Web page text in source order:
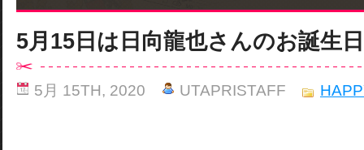
5月15日は日向龍也さんのお誕生
5月 15TH, 2020 UTAPRISTAFF